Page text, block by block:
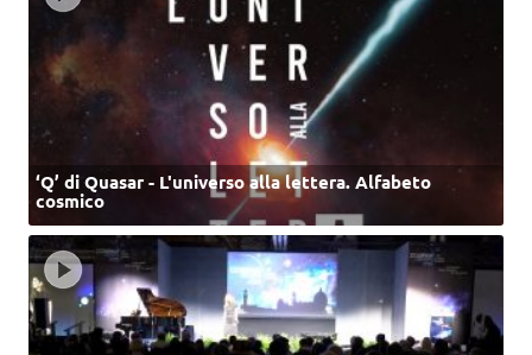
‘Q’ di Quasar - L'universo alla lettera. Alfabeto
cosmico